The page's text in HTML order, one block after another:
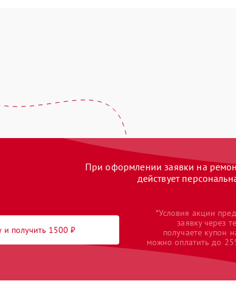
При оформлении заявки на
действует
и получить 1500 ₽
*Условия акции
заявку через
получаете купон
можно оплатить до